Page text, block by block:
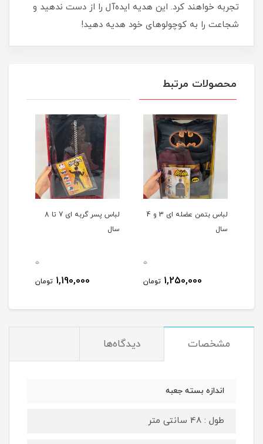
تجربه خواهند کرد. این هدیه ایده‌آل را از دست ندهید و
شجاعت را به کوچولوهای خود هدیه دهید!
محصولات مرتبط
لباس بتمن عضله ای 3 و 4
سال
0
1,250,000 تومان
لباس پسر گربه ای 7 تا 8
سال
0
1,190,000 تومان
مشخصات دیدگاه‌ها
اندازه بسته جعبه
طول : 48 سانتی متر